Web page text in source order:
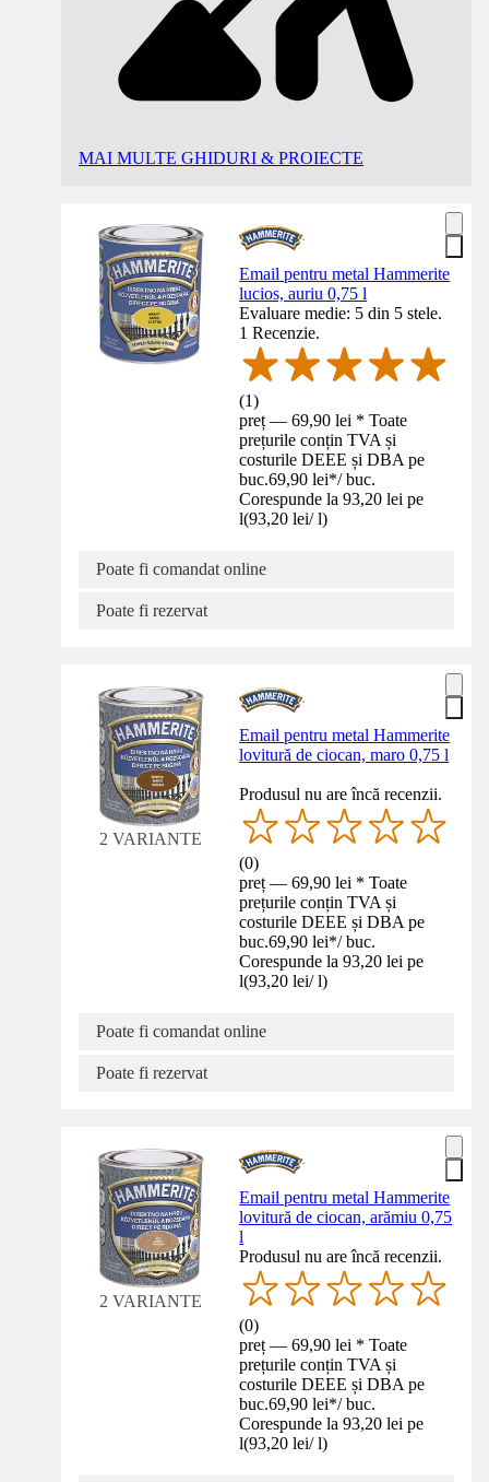
MAI MULTE GHIDURI & PROIECTE
Email pentru metal Hammerite
lucios, auriu 0,75 l
Evaluare medie: 5 din 5 stele.
1 Recenzie.
(1)
preț — 69,90 lei * Toate
prețurile conțin TVA și
costurile DEEE și DBA pe
buc.69,90 lei*/ buc.
Corespunde la 93,20 lei pe
l(93,20 lei/ l)
Poate fi comandat online
Poate fi rezervat
2 VARIANTE
Email pentru metal Hammerite
lovitură de ciocan, maro 0,75 l
Produsul nu are încă recenzii.
(0)
preț — 69,90 lei * Toate
prețurile conțin TVA și
costurile DEEE și DBA pe
buc.69,90 lei*/ buc.
Corespunde la 93,20 lei pe
l(93,20 lei/ l)
Poate fi comandat online
Poate fi rezervat
2 VARIANTE
Email pentru metal Hammerite
lovitură de ciocan, arămiu 0,75
l
Produsul nu are încă recenzii.
(0)
preț — 69,90 lei * Toate
prețurile conțin TVA și
costurile DEEE și DBA pe
buc.69,90 lei*/ buc.
Corespunde la 93,20 lei pe
l(93,20 lei/ l)